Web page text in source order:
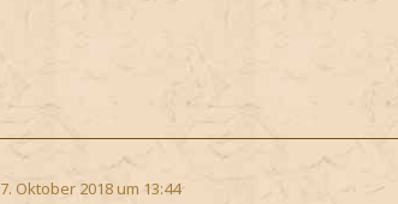
7. Oktober 2018 um 13:44